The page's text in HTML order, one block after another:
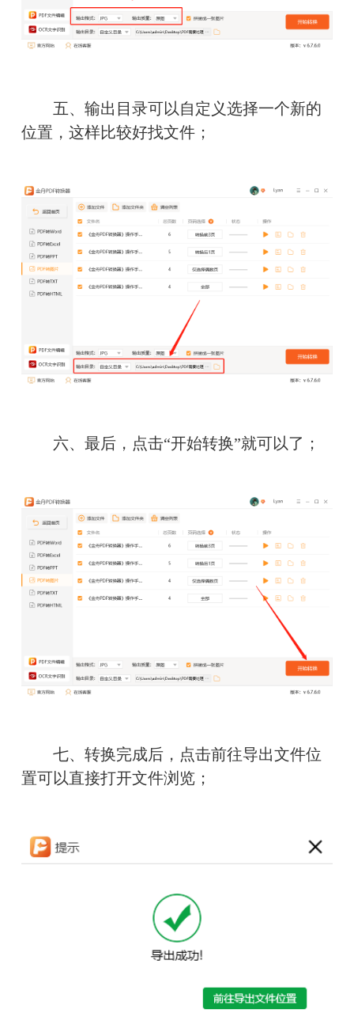
五、输出目录可以自定义选择一个新的
位置，这样比较好找文件；
六、最后，点击“开始转换”就可以了；
七、转换完成后，点击前往导出文件位
置可以直接打开文件浏览；